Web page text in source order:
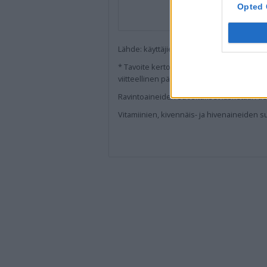
Opted
Lähde: käyttäjien luoma (
* Tavoite kertoo ravintoaineen määrän ja
viitteellinen päiväsaanti perustuu
Ravintoaineidensuositukset lasketaan
Vitamiinien, kivennäis- ja hivenaineiden